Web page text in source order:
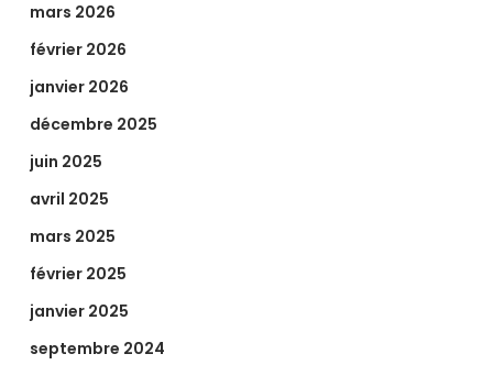
mars 2026
février 2026
janvier 2026
décembre 2025
juin 2025
avril 2025
mars 2025
février 2025
janvier 2025
septembre 2024